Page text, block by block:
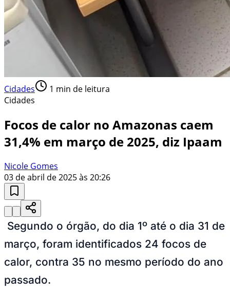
Cidades 1 min de leitura
Cidades
Focos de calor no Amazonas caem
31,4% em março de 2025, diz Ipaam
Nicole Gomes
03 de abril de 2025 às 20:26
Segundo o órgão, do dia 1º até o dia 31 de
março, foram identificados 24 focos de
calor, contra 35 no mesmo período do ano
passado.